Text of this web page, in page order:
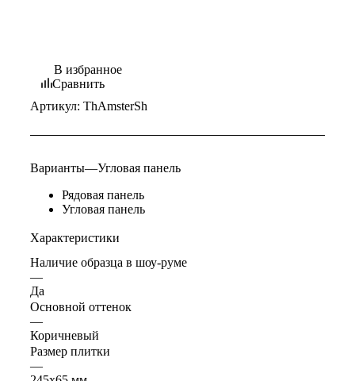
В избранное
Сравнить
Артикул: ThAmsterSh
Варианты—Угловая панель
Рядовая панель
Угловая панель
Характеристики
Наличие образца в шоу-руме
—
Да
Основной оттенок
—
Коричневый
Размер плитки
—